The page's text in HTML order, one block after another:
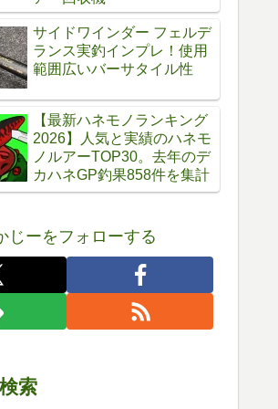
サイドワインダー フェルデ
ランス実釣インプレ！使用
範囲広いバーサタイル性
【最新ハネモノランキング
2026】人気と実績のハネモ
ノルアーTOP30。去年のデ
カハネGP釣果858件を集計
じーをフォローする
索